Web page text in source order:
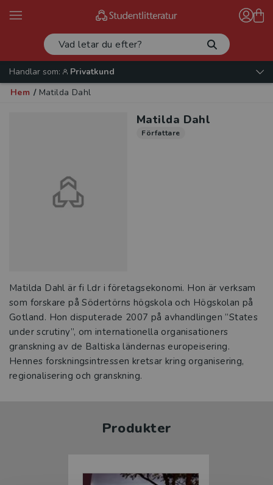
Handlar som:
Privatkund
Hem / Matilda Dahl
Matilda Dahl
Författare
Matilda Dahl är fi l.dr i företagsekonomi. Hon är verksam
som forskare på Södertörns högskola och Högskolan på
Gotland. Hon disputerade 2007 på avhandlingen ”States
under scrutiny”, om internationella organisationers
granskning av de Baltiska ländernas europeisering.
Hennes forskningsintressen kretsar kring organisering,
regionalisering och granskning.
Produkter